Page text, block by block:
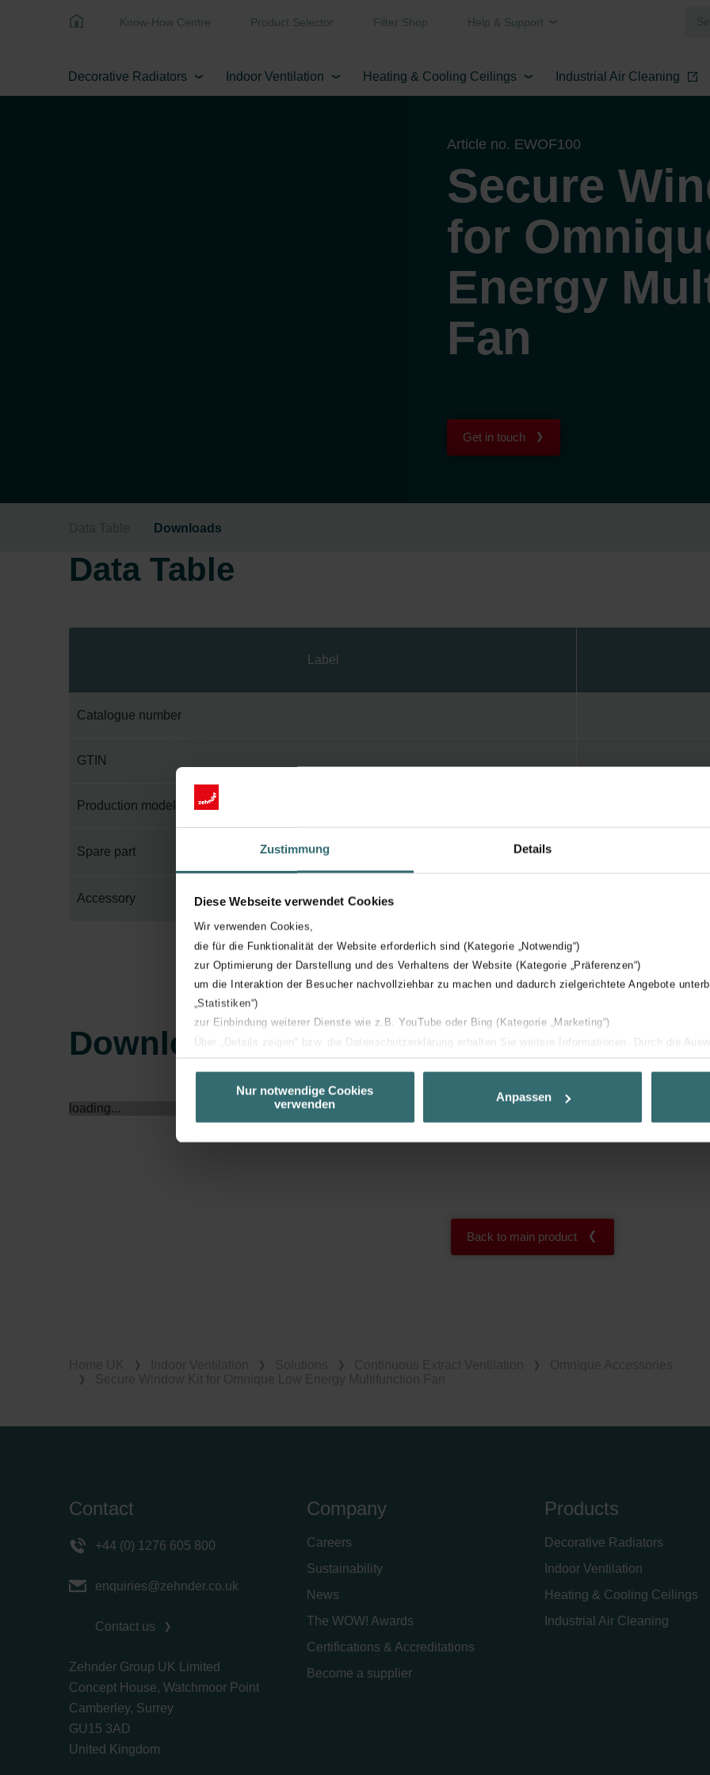
Zustimmung Details
Diese Webseite verwendet Cookies
Wir verwenden Cookies,
die für die Funktionalität der Website erforderlich sind (Kategorie „Notwendig“)
zur Optimierung der Darstellung und des Verhaltens der Website (Kategorie „Präferenzen“)
um die Interaktion der Besucher nachvollziehbar zu machen und dadurch zielgerichtete Angebote
„Statistiken“)
zur Einbindung weiterer Dienste wie z.B. YouTube oder Bing (Kategorie „Marketing“)
Über „Details zeigen“ bzw. die Datenschutzerklärung erhalten Sie weitere Informationen. Durch die
unserer Website verwenden, um Ihnen die bestmögliche Nutzererfahrung zu ermöglichen und Ihnen
basierend auf Ihren Interessen zur Verfügung zu stellen. Alle Einwilligungen können Sie
Datenschutzerklärung widerrufen.
Zehnder Group Schweiz AG: Datenschutz
Nur notwendige Cookies
verwenden
Anpassen
Know-How Centre Product Selector Filter Shop Help & Support
Decorative Radiators Indoor Ventilation Heating & Cooling Ceilings Industrial Air Cleaning
Article no. EWOF100
Secure
for
Energy
Fan
Get in touch
Data Table Downloads
Data Table
Label
Catalogue number
GTIN
Production model
Spare part
Accessory
Downloads
loading...
Back to main product
Contact
+44 (0) 1276 605 800
enquiries@zehnder.co.uk
Contact us
Zehnder Group UK Limited
Concept House, Watchmoor Point
Camberley, Surrey
GU15 3AD
​​​​​​​United Kingdom
Company
Careers
Sustainability
News
The WOW! Awards
Certifications & Accreditations
Become a supplier
Products
Decorative Radiators
Indoor Ventilation
Heating & Cooling Ceilings
Industrial Air Cleaning